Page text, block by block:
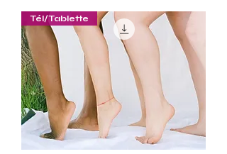
Tél/Tablette